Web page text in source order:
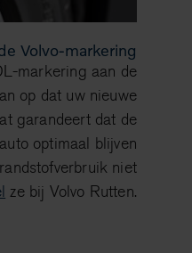
Volvo-markering
markering aan de
op dat uw nieuwe
garandeert dat de
optimaal blijven
niet
ze bij Volvo Rutten.